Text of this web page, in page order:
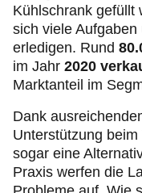
Kühlschrank gefüllt
sich viele
erledigen. Rund
im Jahr 2020
Marktanteil im
Dank
Unterstützung
sogar eine
Praxis werfen die